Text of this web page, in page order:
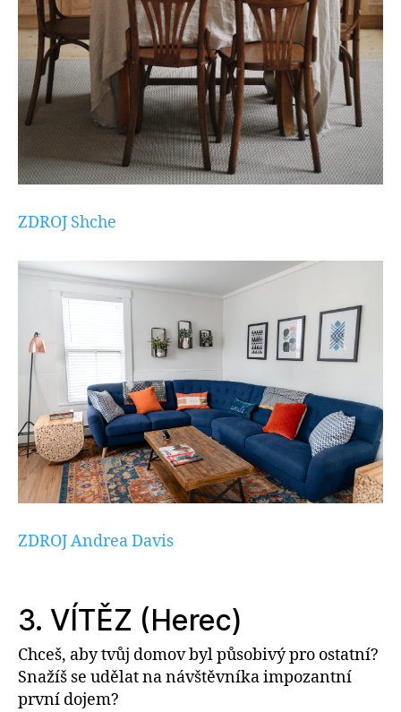
ZDROJ Shche
ZDROJ Andrea Davis
3. VÍTĚZ (Herec)
Chceš, aby tvůj domov byl působivý pro ostatní?
Snažíš se udělat na návštěvníka impozantní
první dojem?